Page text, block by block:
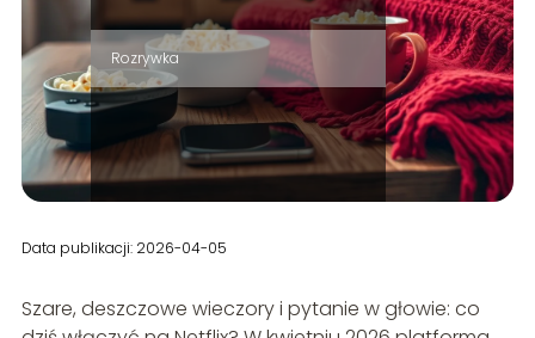
Rozrywka
Data publikacji: 2026-04-05
Szare, deszczowe wieczory i pytanie w głowie: co